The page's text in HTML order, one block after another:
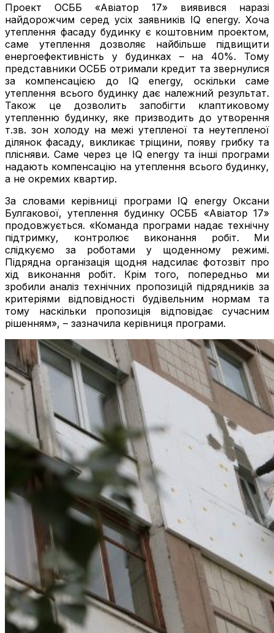
Проект ОСББ «Авіатор 17» виявився наразі
найдорожчим серед усіх заявників IQ energy. Хоча
утеплення фасаду будинку є коштовним проектом,
саме утеплення дозволяє найбільше підвищити
енергоефективність у будинках – на 40%. Тому
представники ОСББ отримали кредит та звернулися
за компенсацією до IQ energy, оскільки саме
утеплення всього будинку дає належний результат.
Також це дозволить запобігти клаптиковому
утепленню будинку, яке призводить до утворення
т.зв. зон холоду на межі утепленої та неутепленої
ділянок фасаду, викликає тріщини, появу грибку та
плісняви. Саме через це IQ energy та інші програми
надають компенсацію на утеплення всього будинку,
а не окремих квартир.
За словами керівниці програми IQ energy Оксани
Булгакової, утеплення будинку ОСББ «Авіатор 17»
продовжується. «Команда програми надає технічну
підтримку, контролює виконання робіт. Ми
слідкуємо за роботами у щоденному режимі.
Підрядна організація щодня надсилає фотозвіт про
хід виконання робіт. Крім того, попередньо ми
зробили аналіз технічних пропозицій підрядників за
критеріями відповідності будівельним нормам та
тому наскільки пропозиція відповідає сучасним
рішенням», – зазначила керівниця програми.